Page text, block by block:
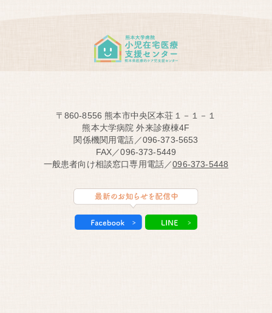
〒860-8556 熊本市中央区本荘１－１－１
熊本大学病院 外来診療棟4F
関係機関用電話／096-373-5653
FAX／096-373-5449
一般患者向け相談窓口専用電話／096-373-5448